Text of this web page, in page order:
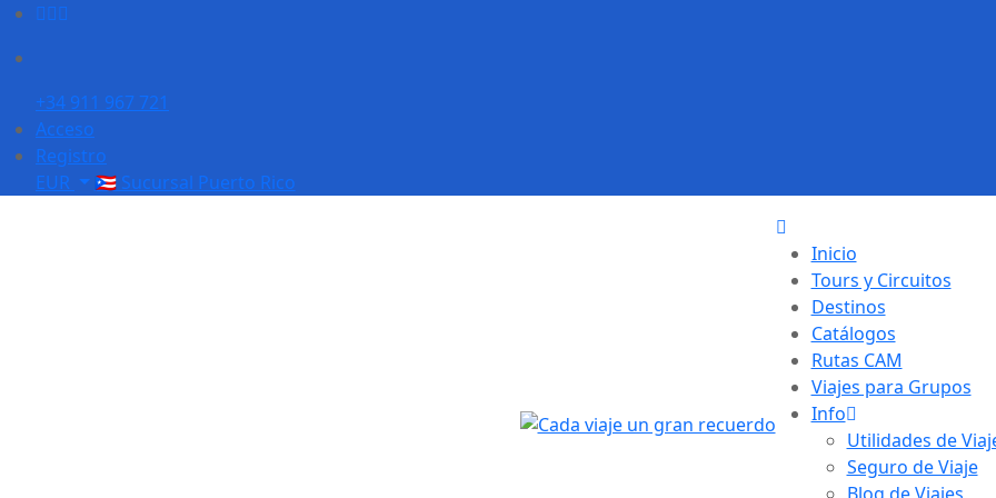
+34 911 967 721
Acceso
Registro
EUR
🇵🇷 Sucursal Puerto Rico
Inicio
Tours y Circuitos
Destinos
Catálogos
Rutas CAM
Viajes para Grupos
Info
Utilidades de
Seguro de Viaje